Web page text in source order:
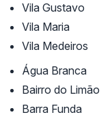
Vila Gustavo
Vila Maria
Vila Medeiros
Água Branca
Bairro do Limão
Barra Funda